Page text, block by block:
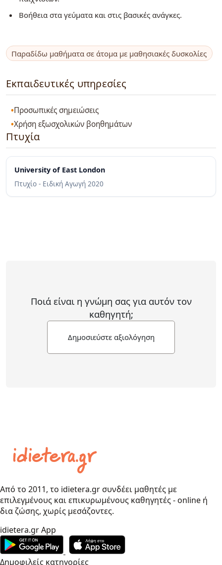
Βοήθεια στα γεύματα και στις βασικές ανάγκες.
Παραδίδω μαθήματα σε άτομα με μαθησιακές δυσκολίες
Εκπαιδευτικές υπηρεσίες
Προσωπικές σημειώσεις
Χρήση εξωσχολικών βοηθημάτων
Πτυχία
University of East London
Πτυχίο - Ειδική Αγωγή 2020
Ποιά είναι η γνώμη σας για αυτόν τον
καθηγητή;
Δημοσιεύστε αξιολόγηση
Από το 2011, το idietera.gr συνδέει μαθητές με
επιλεγμένους και επικυρωμένους καθηγητές - online ή
δια ζώσης, χωρίς μεσάζοντες.
idietera.gr App
Δημοφιλείς κατηγορίες